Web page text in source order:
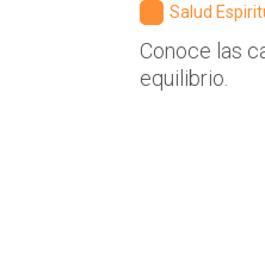
Salud
Conoce las
equilibrio.